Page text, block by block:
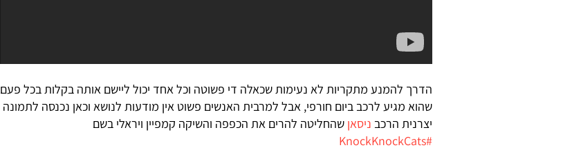
הדרך להמנע מתקריות לא נעימות שכאלה די פשוטה וכל אחד יכול ליישם אותה בקלות בכל פעם
שהוא מגיע לרכב ביום חורפי, אבל למרבית האנשים פשוט אין מודעות לנושא וכאן נכנסה לתמונה
יצרנית הרכב ניסאן שהחליטה להרים את הכפפה והשיקה קמפיין ויראלי בשם
#KnockKnockCats